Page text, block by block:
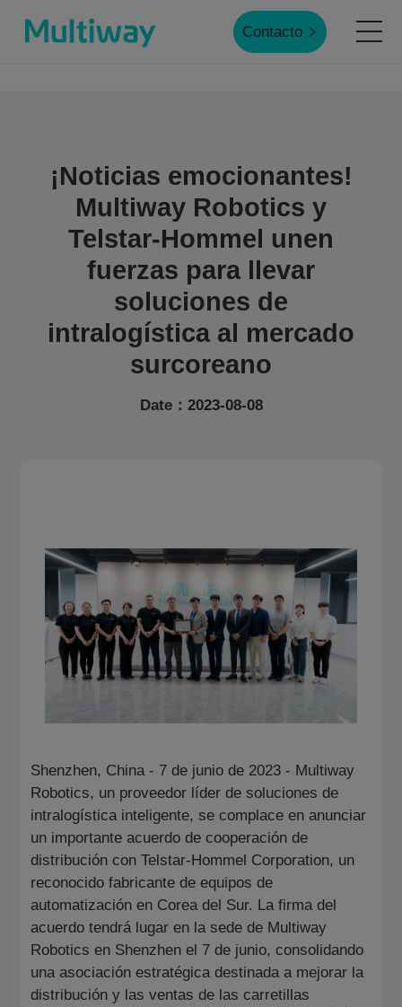
Contacto
Aplicaciones
¡Noticias emocionantes!
Multiway Robotics y
Telstar-Hommel unen
fuerzas para llevar
soluciones de
intralogística al mercado
surcoreano
Date：2023-08-08
Shenzhen, China - 7 de junio de 2023 - Multiway
Robotics, un proveedor líder de soluciones de
intralogística inteligente, se complace en anunciar
un importante acuerdo de cooperación de
distribución con Telstar-Hommel Corporation, un
reconocido fabricante de equipos de
automatización en Corea del Sur. La firma del
acuerdo tendrá lugar en la sede de Multiway
Robotics en Shenzhen el 7 de junio, consolidando
una asociación estratégica destinada a mejorar la
distribución y las ventas de las carretillas